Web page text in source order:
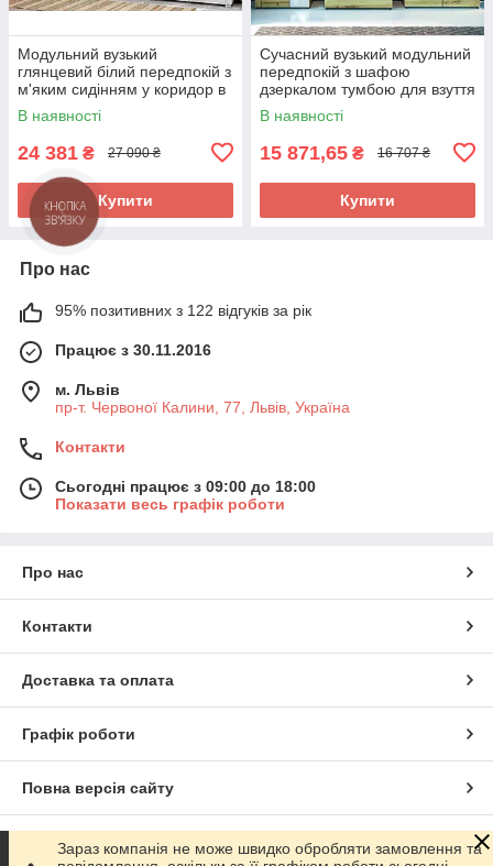
Модульний вузький
глянцевий білий передпокій з
м'яким сидінням у коридор в
сучасному стилі Аманда
Міро-Марк
В наявності
24 381 ₴ 27 090 ₴
Купити
Сучасний вузький модульний
передпокій з шафою
дзеркалом тумбою для взуття
в довгий коридор Фокус
Сокме 235 см
В наявності
15 871,65 ₴ 16 707 ₴
Купити
Про нас
95% позитивних з 122 відгуків за рік
Працює з 30.11.2016
м. Львів
пр-т. Червоної Калини, 77, Львів, Україна
Контакти
Сьогодні працює з 09:00 до 18:00
Показати весь графік роботи
Про нас
Контакти
Доставка та оплата
Графік роботи
Повна версія сайту
Сайт створено на маркетплейсі Prom.ua
Зараз компанія не може швидко обробляти замовлення та
КНОПКА
ЗВ'ЯЗКУ